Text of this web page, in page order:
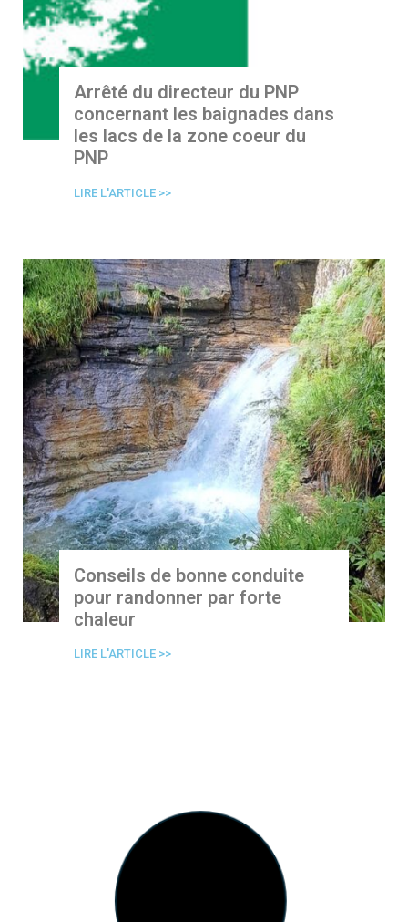
Arrêté du directeur du PNP
concernant les baignades dans
les lacs de la zone coeur du
PNP
LIRE L'ARTICLE >>
Conseils de bonne conduite
pour randonner par forte
chaleur
LIRE L'ARTICLE >>